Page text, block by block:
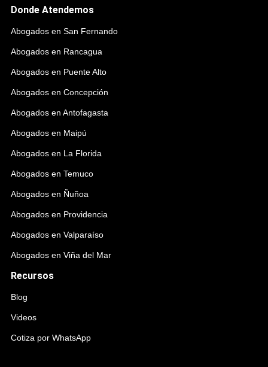
Donde Atendemos
Abogados en San Fernando
Abogados en Rancagua
Abogados en Puente Alto
Abogados en Concepción
Abogados en Antofagasta
Abogados en Maipú
Abogados en La Florida
Abogados en Temuco
Abogados en Ñuñoa
Abogados en Providencia
Abogados en Valparaíso
Abogados en Viña del Mar
Recursos
Blog
Videos
Cotiza por WhatsApp